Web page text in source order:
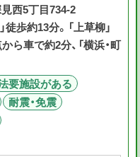
西5丁目734-2
徒歩約13分。「上草柳」
ら車で約2分、「横浜・町
要施設がある
耐震・免震